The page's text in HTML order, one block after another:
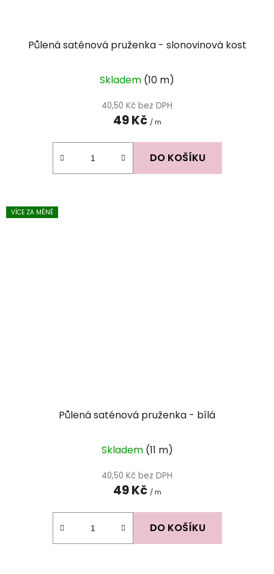
Půlená saténová pruženka - slonovinová kost
Skladem (10 m)
40,50 Kč bez DPH
49 Kč / m
DO KOŠÍKU
VÍCE ZA MÉNĚ
Půlená saténová pruženka - bílá
Skladem (11 m)
40,50 Kč bez DPH
49 Kč / m
DO KOŠÍKU